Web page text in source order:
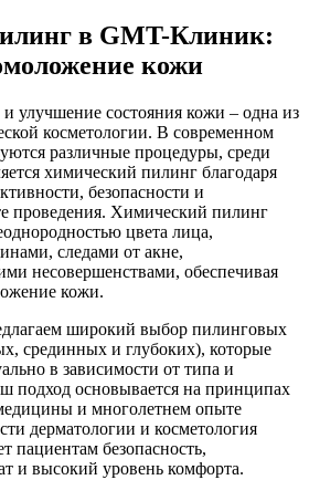
в GMT-Клиник:
кожи
улучшение состояния кожи – одна из
косметологии. В современном
различные процедуры, среди
химический пилинг благодаря
безопасности и
проведения. Химический пилинг
цвета лица,
следами от акне,
несовершенствами, обеспечивая
кожи.
широкий выбор пилинговых
срединных и глубоких), которые
в зависимости от типа и
подход основывается на принципах
и многолетнем опыте
дерматологии и косметология
пациентам безопасность,
и высокий уровень комфорта.